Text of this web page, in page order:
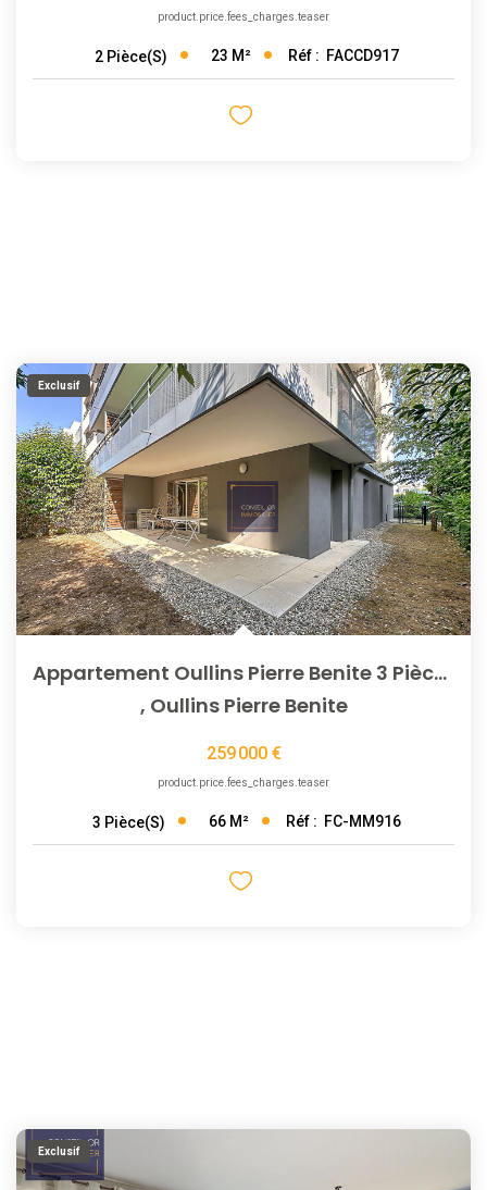
product.price.fees_charges.teaser
2 Pièce(s) 23 M² Réf : FACCD917
Exclusif
Appartement Oullins Pierre Benite 3 Pièce(s) 65 M2
, Oullins Pierre Benite
259 000 €
product.price.fees_charges.teaser
3 Pièce(s) 66 M² Réf : FC-MM916
Exclusif